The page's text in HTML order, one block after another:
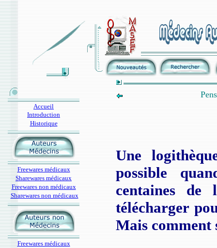
Accueil
Introduction
Historique
Freewares médicaux
Sharewares médicaux
Freewares non médicaux
Sharewares non médicaux
Freewares médicaux
Une
possible
centaines de
télécharger
Mais